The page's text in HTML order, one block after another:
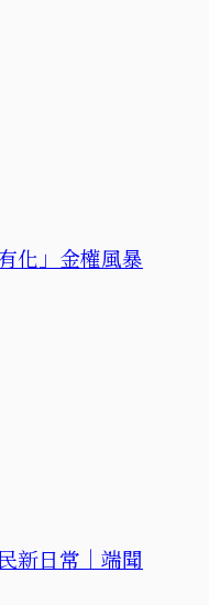
化」金權風暴
新日常｜端聞